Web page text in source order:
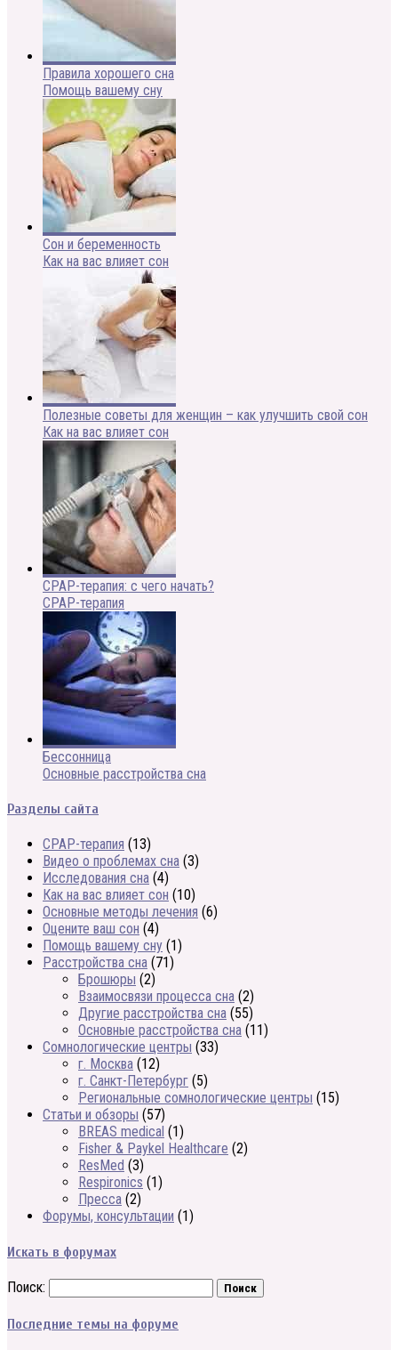
Правила хорошего сна
Помощь вашему сну
Сон и беременность
Как на вас влияет сон
Полезные советы для женщин – как улучшить свой сон
Как на вас влияет сон
CPAP-терапия: с чего начать?
CPAP-терапия
Бессонница
Основные расстройства сна
Разделы сайта
CPAP-терапия (13)
Видео о проблемах сна (3)
Исследования сна (4)
Как на вас влияет сон (10)
Основные методы лечения (6)
Оцените ваш сон (4)
Помощь вашему сну (1)
Расстройства сна (71)
Брошюры (2)
Взаимосвязи процесса сна (2)
Другие расстройства сна (55)
Основные расстройства сна (11)
Сомнологические центры (33)
г. Москва (12)
г. Санкт-Петербург (5)
Региональные сомнологические центры (15)
Статьи и обзоры (57)
BREAS medical (1)
Fisher & Paykel Healthcare (2)
ResMed (3)
Respironics (1)
Пресса (2)
Форумы, консультации (1)
Искать в форумах
Поиск:
Последние темы на форуме